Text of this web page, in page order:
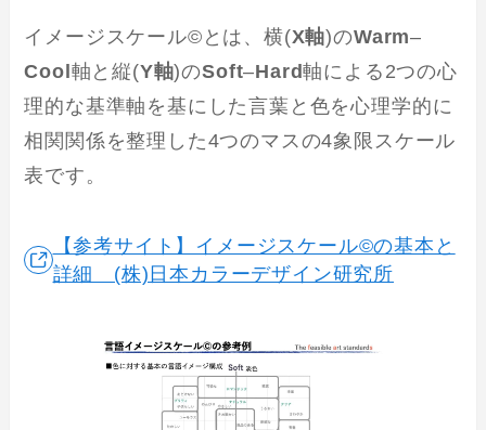
イメージスケール©とは、横(X軸)のWarm–
Cool軸と縦(Y軸)のSoft–Hard軸による2つの心
理的な基準軸を基にした言葉と色を心理学的に
相関関係を整理した4つのマスの4象限スケール
表です。
【参考サイト】イメージスケール©の基本と
詳細 (株)日本カラーデザイン研究所